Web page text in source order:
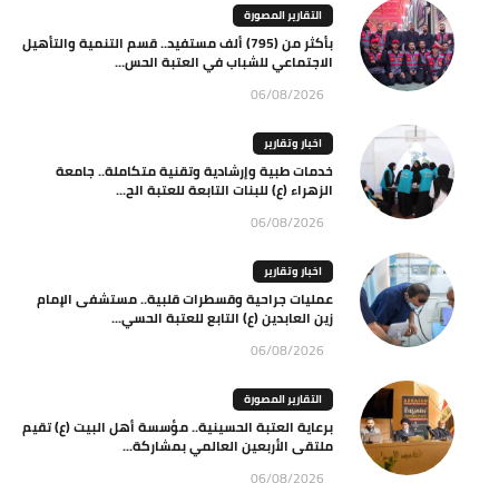
التقارير المصورة
بأكثر من (795) ألف مستفيد.. قسم التنمية والتأهيل
الاجتماعي للشباب في العتبة الحس...
06/08/2026
اخبار وتقارير
خدمات طبية وإرشادية وتقنية متكاملة.. جامعة
الزهراء (ع) للبنات التابعة للعتبة الح...
06/08/2026
اخبار وتقارير
عمليات جراحية وقسطرات قلبية.. مستشفى الإمام
زين العابدين (ع) التابع للعتبة الحسي...
06/08/2026
التقارير المصورة
برعاية العتبة الحسينية.. مؤسسة أهل البيت (ع) تقيم
ملتقى الأربعين العالمي بمشاركة...
06/08/2026